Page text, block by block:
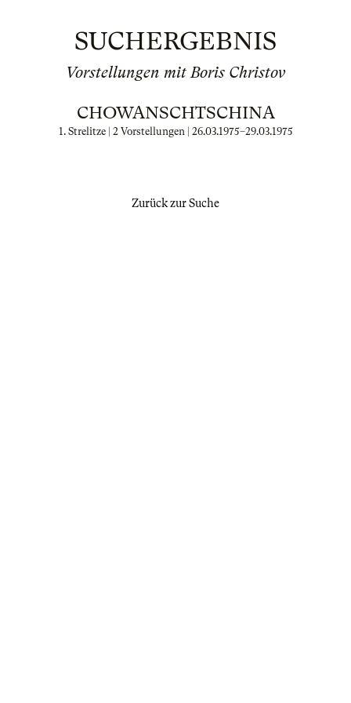
SUCHERGEBNIS
Vorstellungen mit Boris Christov
CHOWANSCHTSCHINA
1. Strelitze | 2 Vorstellungen | 26.03.1975–29.03.1975
Zurück zur Suche